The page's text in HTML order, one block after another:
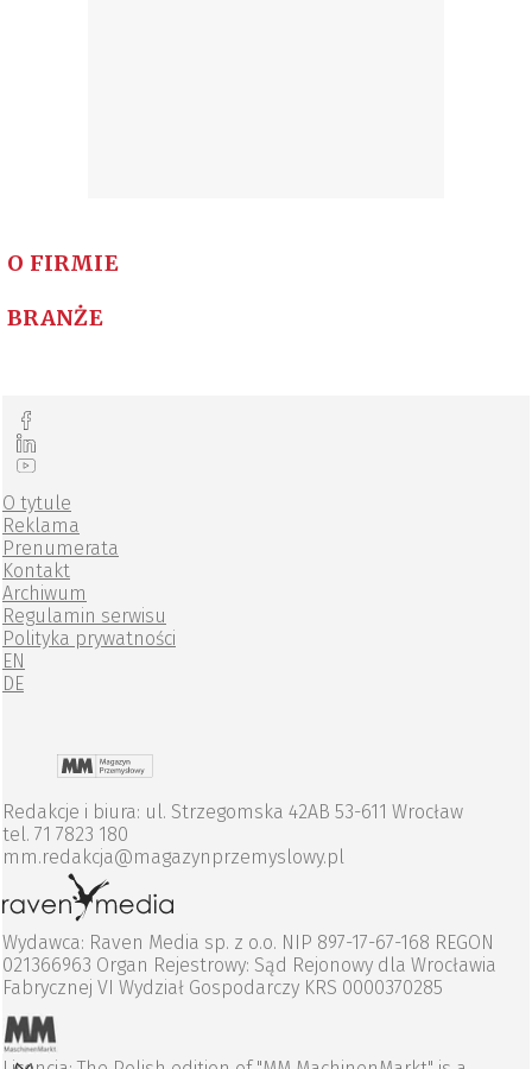
O FIRMIE
BRANŻE
O tytule
Reklama
Prenumerata
Kontakt
Archiwum
Regulamin serwisu
Polityka prywatności
EN
DE
Redakcje i biura: ul. Strzegomska 42AB 53-611 Wrocław
tel. 71 7823 180
mm.redakcja@magazynprzemyslowy.pl
Wydawca: Raven Media sp. z o.o. NIP 897-17-67-168 REGON
021366963 Organ Rejestrowy: Sąd Rejonowy dla Wrocławia
Fabrycznej VI Wydział Gospodarczy KRS 0000370285